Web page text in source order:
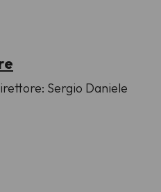
Sergio Daniele